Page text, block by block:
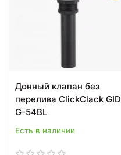
Донный клапан без
перелива ClickClack GID
G-54BL
Есть в наличии